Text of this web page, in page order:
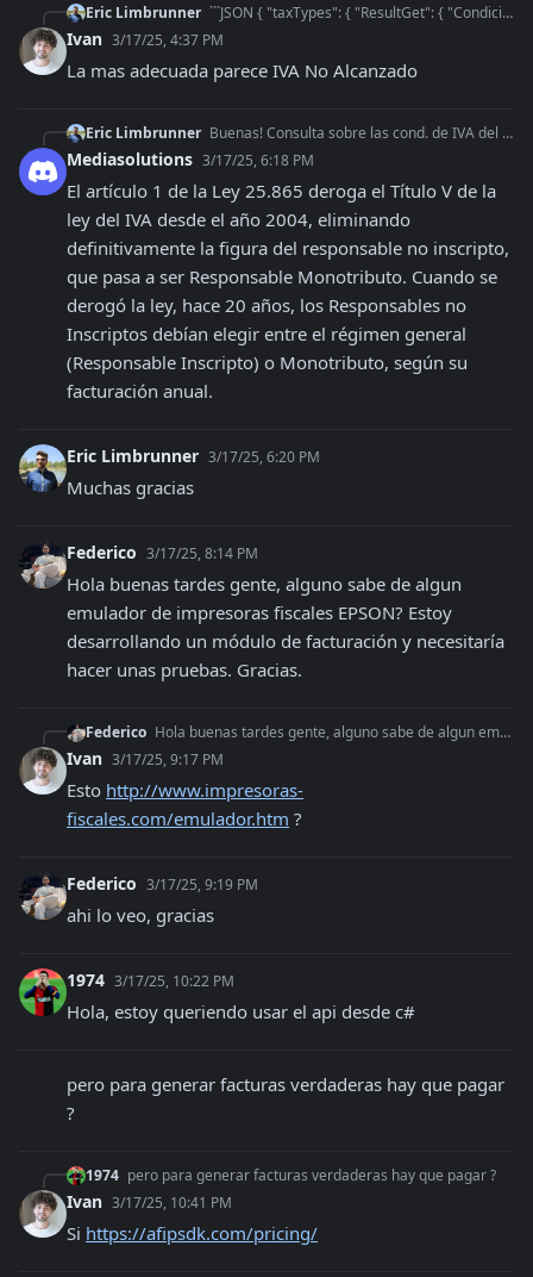
Eric Limbrunner ```JSON { "taxTypes": { "ResultGet": { "CondicionIvaReceptor": [ { "Id": 1, "Des
Ivan 3/17/25, 4:37 PM
La mas adecuada parece IVA No Alcanzado
Eric Limbrunner Buenas! Consulta sobre las cond. de IVA del receptor, cuál de estas opciones representa a "Resonsable No Inscripto" y "No responsable"?
Mediasolutions 3/17/25, 6:18 PM
El artículo 1 de la Ley 25.865 deroga el Título V de la
ley del IVA desde el año 2004, eliminando
definitivamente la figura del responsable no inscripto,
que pasa a ser Responsable Monotributo. Cuando se
derogó la ley, hace 20 años, los Responsables no
Inscriptos debían elegir entre el régimen general
(Responsable Inscripto) o Monotributo, según su
facturación anual.
Eric Limbrunner 3/17/25, 6:20 PM
Muchas gracias
Federico 3/17/25, 8:14 PM
Hola buenas tardes gente, alguno sabe de algun
emulador de impresoras fiscales EPSON? Estoy
desarrollando un módulo de facturación y necesitaría
hacer unas pruebas. Gracias.
Federico Hola buenas tardes gente, alguno sabe de algun emulador de impresoras fiscales EPSON? Estoy desarrollando un módulo de facturación y necesitaría hacer unas prue
Ivan 3/17/25, 9:17 PM
Esto http://www.impresoras-
fiscales.com/emulador.htm ?
Federico 3/17/25, 9:19 PM
ahi lo veo, gracias
1974 3/17/25, 10:22 PM
Hola, estoy queriendo usar el api desde c#
pero para generar facturas verdaderas hay que pagar
?
1974 pero para generar facturas verdaderas hay que pagar ?
Ivan 3/17/25, 10:41 PM
Si https://afipsdk.com/pricing/